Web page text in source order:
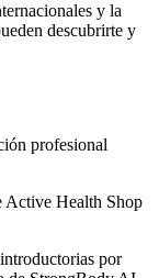
y la
descubrirte y
profesional
Active Health Shop
por